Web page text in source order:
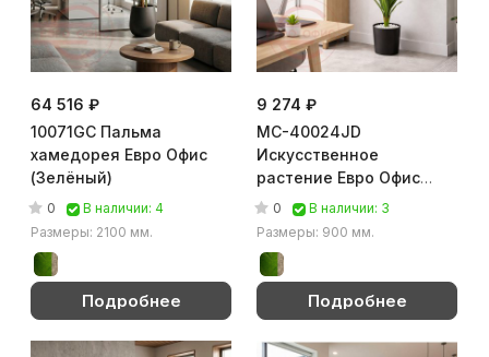
64 516 ₽
10071GC Пальма
хамедорея Евро Офис
(Зелёный)
0
В наличии: 4
Размеры: 2100 мм.
Подробнее
9 274 ₽
MC-40024JD
Искусственное
растение Евро Офис
(Зелёный)
0
В наличии: 3
Размеры: 900 мм.
Подробнее